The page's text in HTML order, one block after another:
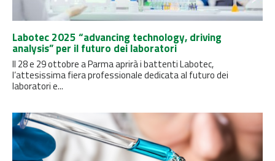
Labotec 2025 “advancing technology, driving
analysis” per il futuro dei laboratori
Il 28 e 29 ottobre a Parma aprirà i battenti Labotec,
l’attesissima fiera professionale dedicata al futuro dei
laboratori e...